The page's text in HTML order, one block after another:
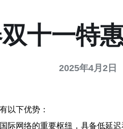
十一特
2025年4月2日
以下优势：
网络的重要枢纽，具备低延迟